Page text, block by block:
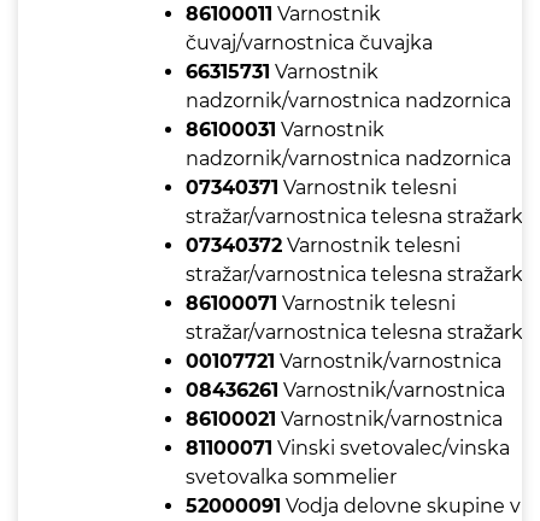
86100011 Varnostnik
čuvaj/varnostnica čuvajka
66315731 Varnostnik
nadzornik/varnostnica nadzornica
86100031 Varnostnik
nadzornik/varnostnica nadzornica
07340371 Varnostnik telesni
stražar/varnostnica telesna stražarka
07340372 Varnostnik telesni
stražar/varnostnica telesna stražarka
86100071 Varnostnik telesni
stražar/varnostnica telesna stražarka
00107721 Varnostnik/varnostnica
08436261 Varnostnik/varnostnica
86100021 Varnostnik/varnostnica
81100071 Vinski svetovalec/vinska
svetovalka sommelier
52000091 Vodja delovne skupine v